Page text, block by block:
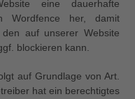
eine dauerhafte
Wordfence her, damit
auf unserer Website
blockieren kann.
auf Grundlage von Art.
hat ein berechtigtes